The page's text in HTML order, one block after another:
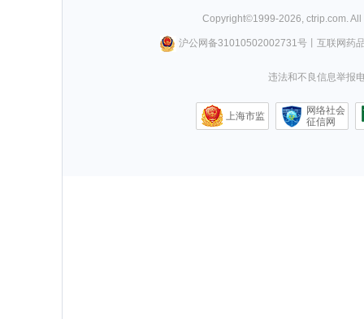
Copyright©1999-2026 ctrip.com .
沪公网备31010502002731号丨 互联网药
违法和不良信息举报
上海市监
网络社会
征信网